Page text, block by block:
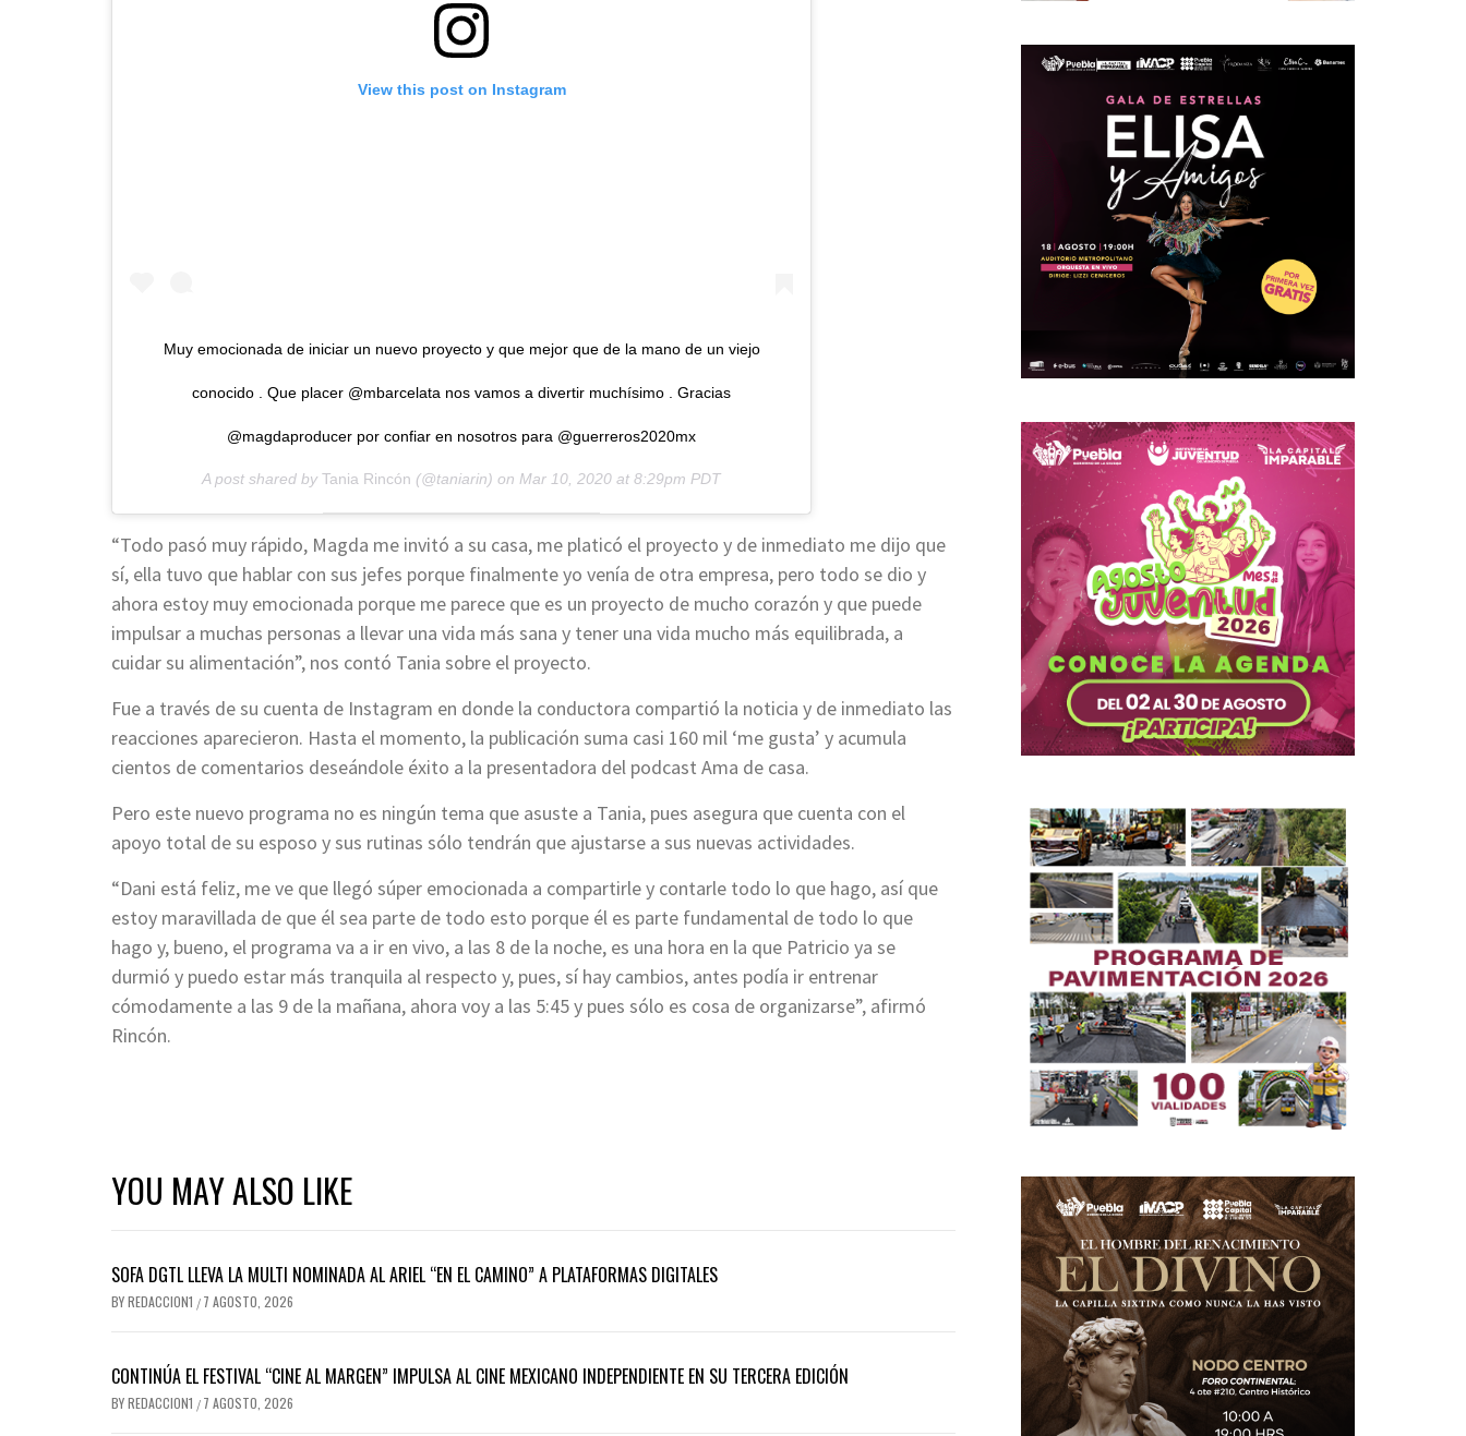
View this post on Instagram
Muy emocionada de iniciar un nuevo proyecto y que mejor que de la mano de un viejo
conocido . Que placer @mbarcelata nos vamos a divertir muchísimo . Gracias
@magdaproducer por confiar en nosotros para @guerreros2020mx
A post shared by Tania Rincón (@taniarin) on Mar 10, 2020 at 8:29pm PDT
“Todo pasó muy rápido, Magda me invitó a su casa, me platicó el proyecto y de inmediato me dijo que
sí, ella tuvo que hablar con sus jefes porque finalmente yo venía de otra empresa, pero todo se dio y
ahora estoy muy emocionada porque me parece que es un proyecto de mucho corazón y que puede
impulsar a muchas personas a llevar una vida más sana y tener una vida mucho más equilibrada, a
cuidar su alimentación”, nos contó Tania sobre el proyecto.
Fue a través de su cuenta de Instagram en donde la conductora compartió la noticia y de inmediato las
reacciones aparecieron. Hasta el momento, la publicación suma casi 160 mil ‘me gusta’ y acumula
cientos de comentarios deseándole éxito a la presentadora del podcast Ama de casa.
Pero este nuevo programa no es ningún tema que asuste a Tania, pues asegura que cuenta con el
apoyo total de su esposo y sus rutinas sólo tendrán que ajustarse a sus nuevas actividades.
“Dani está feliz, me ve que llegó súper emocionada a compartirle y contarle todo lo que hago, así que
estoy maravillada de que él sea parte de todo esto porque él es parte fundamental de todo lo que
hago y, bueno, el programa va a ir en vivo, a las 8 de la noche, es una hora en la que Patricio ya se
durmió y puedo estar más tranquila al respecto y, pues, sí hay cambios, antes podía ir entrenar
cómodamente a las 9 de la mañana, ahora voy a las 5:45 y pues sólo es cosa de organizarse”, afirmó
Rincón.
YOU MAY ALSO LIKE
SOFA DGTL LLEVA LA MULTI NOMINADA AL ARIEL “EN EL CAMINO” A PLATAFORMAS DIGITALES
BYREDACCION1 / 7 AGOSTO, 2026
CONTINÚA EL FESTIVAL “CINE AL MARGEN” IMPULSA AL CINE MEXICANO INDEPENDIENTE EN SU TERCERA EDICIÓN
BYREDACCION1 / 7 AGOSTO, 2026